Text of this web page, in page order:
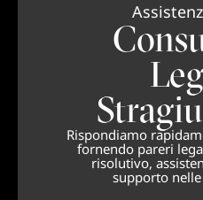
Rispondiamo
fornendo pareri
risolutivo,
supporto